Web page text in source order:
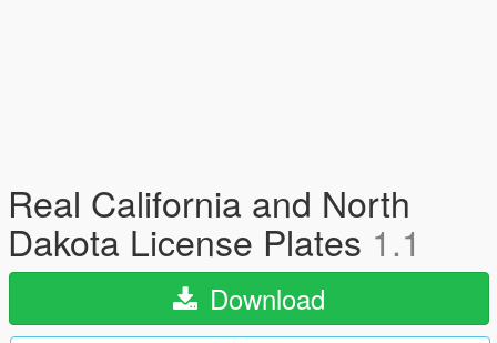
Real California and North
Dakota License Plates 1.1
Download